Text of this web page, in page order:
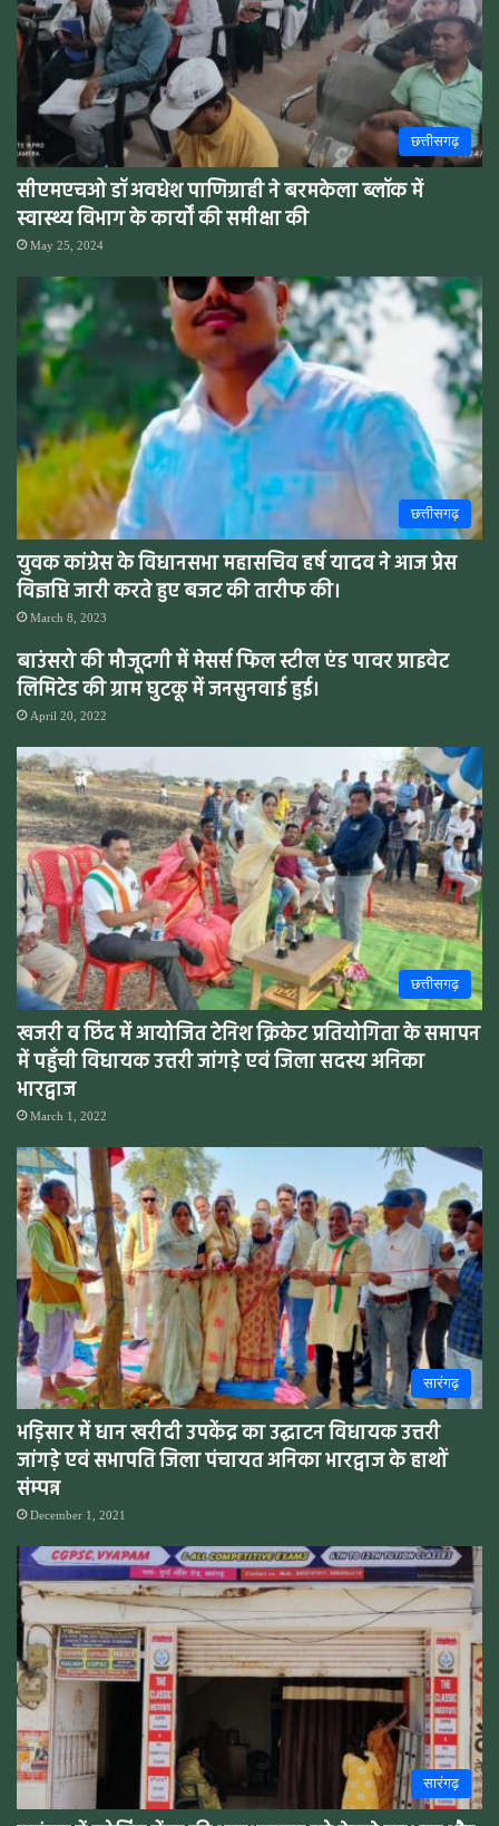
छत्तीसगढ़
सीएमएचओ डॉ अवधेश पाणिग्राही ने बरमकेला ब्लॉक में
स्वास्थ्य विभाग के कार्यों की समीक्षा की
May 25, 2024
छत्तीसगढ़
युवक कांग्रेस के विधानसभा महासचिव हर्ष यादव ने आज प्रेस
विज्ञप्ति जारी करते हुए बजट की तारीफ की।
March 8, 2023
बाउंसरो की मौजूदगी में मेसर्स फिल स्टील एंड पावर प्राइवेट
लिमिटेड की ग्राम घुटकू में जनसुनवाई हुई।
April 20, 2022
छत्तीसगढ़
खजरी व छिंद में आयोजित टेनिश क्रिकेट प्रतियोगिता के समापन
में पहुँची विधायक उत्तरी जांगड़े एवं जिला सदस्य अनिका
भारद्वाज
March 1, 2022
सारंगढ़
भड़िसार में धान खरीदी उपकेंद्र का उद्घाटन विधायक उत्तरी
जांगड़े एवं सभापति जिला पंचायत अनिका भारद्वाज के हाथों
संम्पन्न
December 1, 2021
सारंगढ़